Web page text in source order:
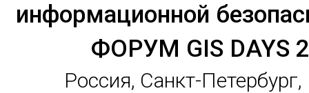
информационной
ФОРУМ GIS DAYS
Россия, Санкт-